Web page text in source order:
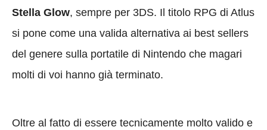
Stella Glow, sempre per 3DS. Il titolo RPG di Atlus
si pone come una valida alternativa ai best sellers
del genere sulla portatile di Nintendo che magari
molti di voi hanno già terminato.
Oltre al fatto di essere tecnicamente molto valido e